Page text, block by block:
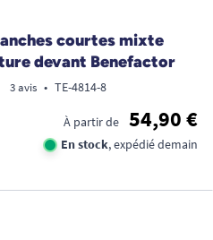
courtes mixte
devant Benefactor
3 avis • TE-4814-8
À partir de 54,90 €
En stock, expédié demain